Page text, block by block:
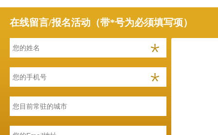
在线留言/报名活动（带*号为必须填写项）